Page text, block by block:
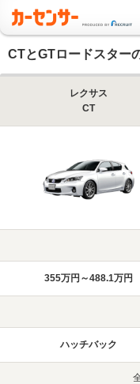
CTとGTロードスター
レクサス
CT
355万円～488.1万円
ハッチバック